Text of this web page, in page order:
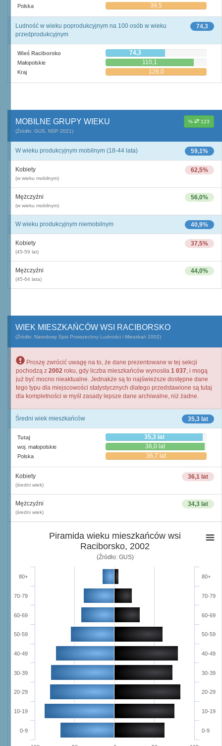
Polska 39,5
74,3
Ludność w wieku poprodukcyjnym na 100 osób w wieku
przedprodukcyjnym
Wieś Raciborsko 74,3
Małopolskie 110,1
Kraj 126,0
% 123
MOBILNE GRUPY WIEKU
(Źródło: GUS, NSP 2021)
59,1%
W wieku produkcyjnym mobilnym (18-44 lata)
62,5%
Kobiety
(w wieku mobilnym)
56,0%
Mężczyźni
(w wieku mobilnym)
40,9%
W wieku produkcyjnym niemobilnym
37,5%
Kobiety
(45-59 lat)
44,0%
Mężczyźni
(45-64 lata)
WIEK MIESZKAŃCÓW WSI RACIBORSKO
(Źródło: Narodowy Spis Powszechny Ludności i Mieszkań 2002)
Proszę zwrócić uwagę na to, że dane prezentowane w tej sekcji
pochodzą z 2002 roku, gdy liczba mieszkańców wynosiła 1 037, i mogą
już być mocno nieaktualne. Jednakże są to najświeższe dostępne dane
tego typu dla miejscowości statystycznych dlatego przedstawione są tutaj
dla kompletności w myśl zasady lepsze dane archiwalne, niż żadne.
35,3 lat
Średni wiek mieszkańców
Tutaj 35,3 lat
woj. małopolskie 36,0 lat
Polska 36,7 lat
36,1 lat
Kobiety
(średni wiek)
34,3 lat
Mężczyźni
(średni wiek)
Piramida wieku mieszkańców wsi
Raciborsko, 2002
(Źródło: GUS)
0-9
10-19
20-29
30-39
40-49
50-59
60-69
70-79
80+
0-9
10-19
20-29
30-39
40-49
50-59
60-69
70-79
80+